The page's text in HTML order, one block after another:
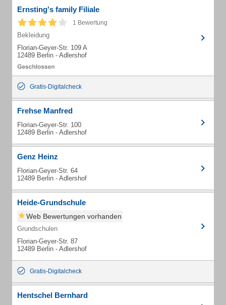
Ernsting's family Filiale
1 Bewertung
Bekleidung
Florian-Geyer-Str. 109 A
12489 Berlin - Adlershof
Gratis-Digitalcheck
Frehse Manfred
Florian-Geyer-Str. 100
12489 Berlin - Adlershof
Genz Heinz
Florian-Geyer-Str. 64
12489 Berlin - Adlershof
Heide-Grundschule
Web Bewertungen vorhanden
Grundschulen
Florian-Geyer-Str. 87
12489 Berlin - Adlershof
Gratis-Digitalcheck
Hentschel Bernhard